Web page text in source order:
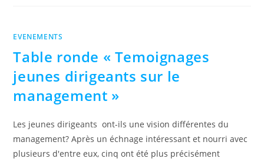
EVENEMENTS
Table ronde « Temoignages
jeunes dirigeants sur le
management »
Les jeunes dirigeants ont-ils une vision différentes du
management? Après un échnage intéressant et nourri avec
plusieurs d'entre eux, cinq ont été plus précisément